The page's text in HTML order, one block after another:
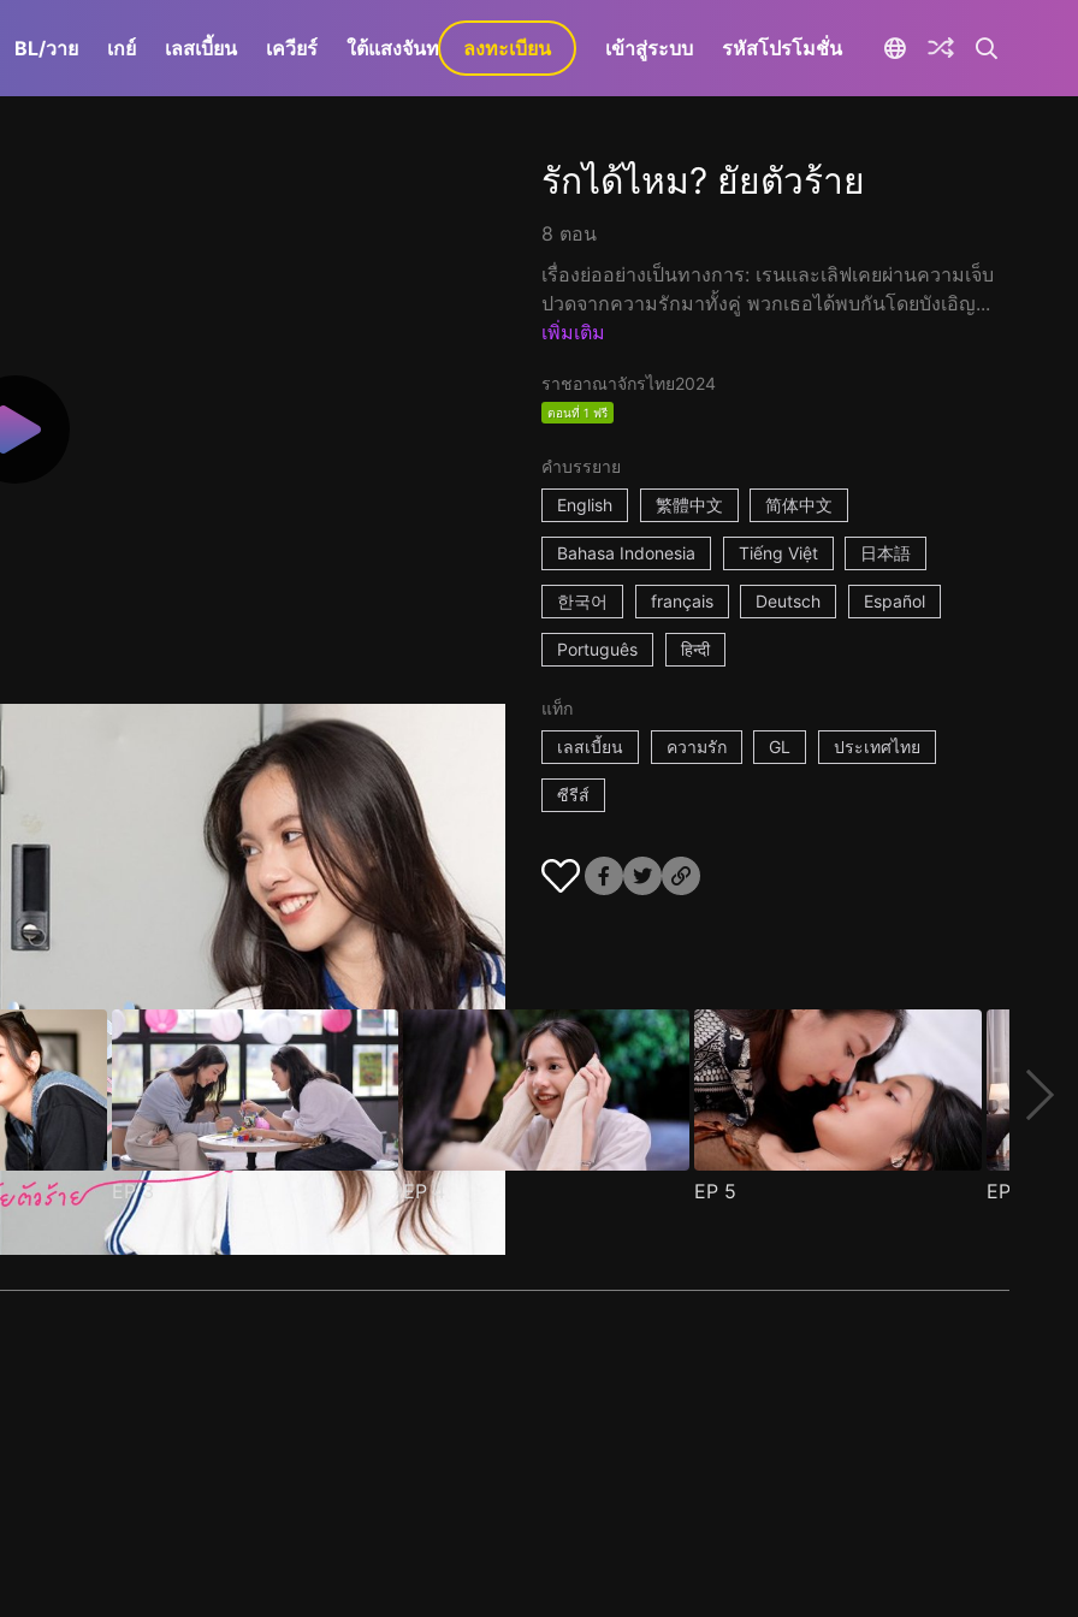
BL/วาย เกย์ เลสเบี้ยน เควียร์ ใต้แสงจันทร์ GaLa+
ลงทะเบียน เข้าสู่ระบบ รหัสโปรโมชั่น
รักได้ไหม? ยัยตัวร้าย
8 ตอน
เรื่องย่ออย่างเป็นทางการ: เรนและเลิฟเคยผ่านความเจ็บ
ปวดจากความรักมาทั้งคู่ พวกเธอได้พบกันโดยบังเอิญ...
เพิ่มเติม
ราชอาณาจักรไทย2024
ตอนที่ 1 ฟรี
คำบรรยาย
English
繁體中文 简体中文
Bahasa Indonesia Tiếng Việt 日本語
한국어 français Deutsch Español
Português हिन्दी
แท็ก
เลสเบี้ยน
ความรัก GL ประเทศไทย
ซีรีส์
EP3 EP4 EP 5 EP